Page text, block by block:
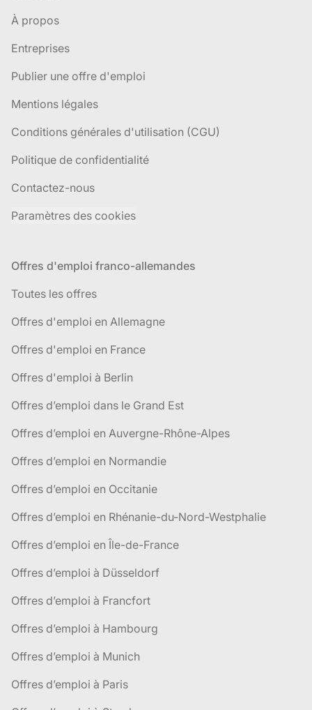
À propos
Entreprises
Publier une offre d'emploi
Mentions légales
Conditions générales d'utilisation (CGU)
Politique de confidentialité
Contactez-nous
Paramètres des cookies
Offres d'emploi franco-allemandes
Toutes les offres
Offres d'emploi en Allemagne
Offres d'emploi en France
Offres d'emploi à Berlin
Offres d’emploi dans le Grand Est
Offres d’emploi en Auvergne-Rhône-Alpes
Offres d’emploi en Normandie
Offres d’emploi en Occitanie
Offres d’emploi en Rhénanie-du-Nord-Westphalie
Offres d’emploi en Île-de-France
Offres d’emploi à Düsseldorf
Offres d’emploi à Francfort
Offres d’emploi à Hambourg
Offres d’emploi à Munich
Offres d’emploi à Paris